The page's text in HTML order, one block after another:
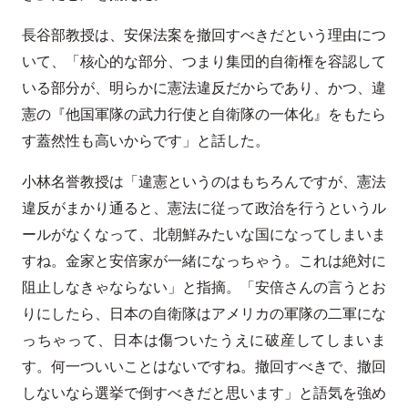
長谷部教授は、安保法案を撤回すべきだという理由につ
いて、「核心的な部分、つまり集団的自衛権を容認して
いる部分が、明らかに憲法違反だからであり、かつ、違
憲の『他国軍隊の武力行使と自衛隊の一体化』をもたら
す蓋然性も高いからです」と話した。
小林名誉教授は「違憲というのはもちろんですが、憲法
違反がまかり通ると、憲法に従って政治を行うというル
ールがなくなって、北朝鮮みたいな国になってしまいま
すね。金家と安倍家が一緒になっちゃう。これは絶対に
阻止しなきゃならない」と指摘。「安倍さんの言うとお
りにしたら、日本の自衛隊はアメリカの軍隊の二軍にな
っちゃって、日本は傷ついたうえに破産してしまいま
す。何一ついいことはないですね。撤回すべきで、撤回
しないなら選挙で倒すべきだと思います」と語気を強め